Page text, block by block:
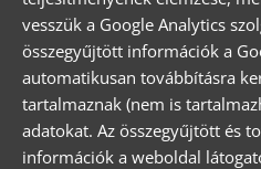
vesszük a Google Analytics
összegyűjtött információk a
automatikusan továbbításra
tartalmaznak (nem is
adatokat. Az összegyűjtött és
információk a weboldal